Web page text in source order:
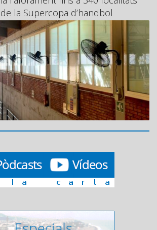
la Supercopa d’handbol